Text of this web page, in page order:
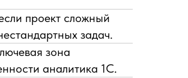
проект сложный
задач.
зона
аналитика 1С.